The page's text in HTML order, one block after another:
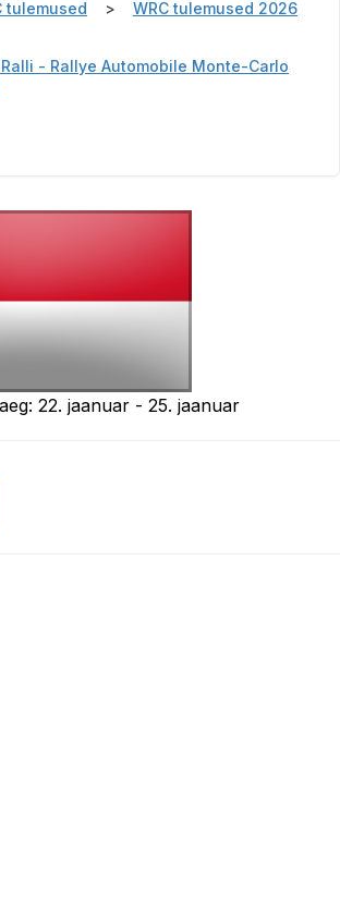
tulemused WRC tulemused 2026
- Rallye Automobile Monte-Carlo
22. jaanuar - 25. jaanuar